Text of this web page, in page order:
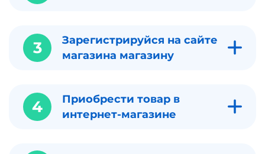
3
Зарегистрируйся на сайте
магазина магазину
4
Приобрести товар в
интернет-магазине